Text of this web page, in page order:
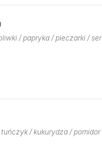
/ papryka / pieczarki / ser
/ kukurydza / pomidor